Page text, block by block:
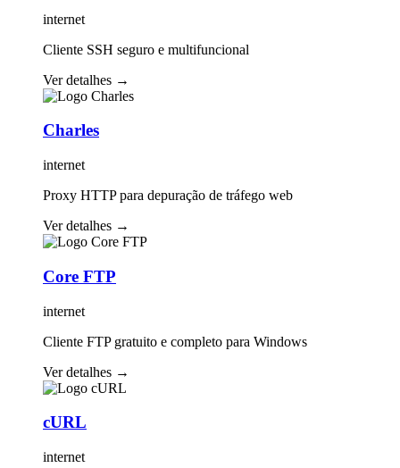
internet
Cliente SSH seguro e multifuncional
Ver detalhes →
Charles
internet
Proxy HTTP para depuração de tráfego web
Ver detalhes →
Core FTP
internet
Cliente FTP gratuito e completo para Windows
Ver detalhes →
cURL
internet